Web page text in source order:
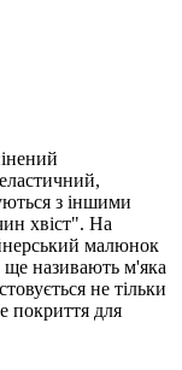
з іншими
хвіст". На
малюнок
називають м'яка
не тільки
покриття для